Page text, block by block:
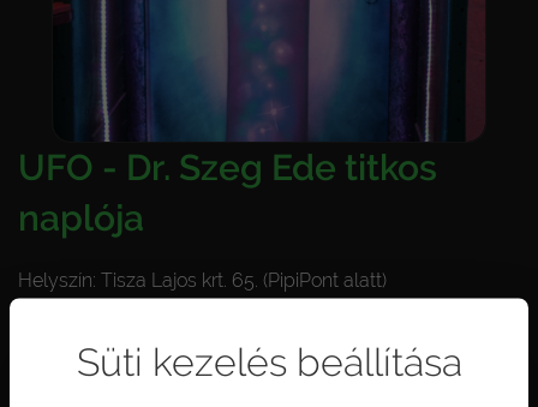
UFO - Dr. Szeg Ede titkos
naplója
Helyszín: Tisza Lajos krt. 65. (PipiPont alatt)
Javasolt életkor: 14+
legalább 3 fővel!
Süti kezelés beállítása